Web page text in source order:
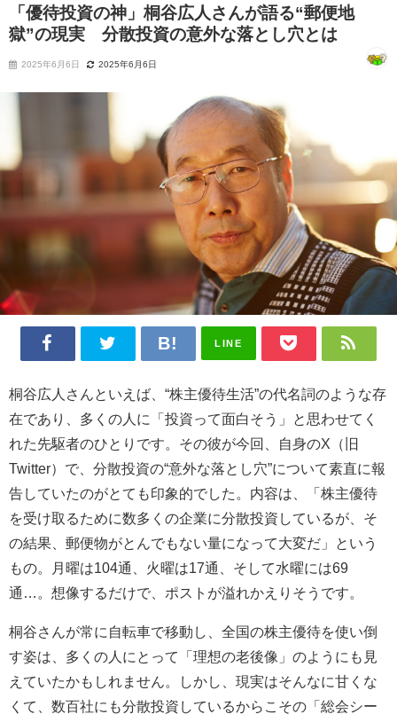
「優待投資の神」桐谷広人さんが語る“郵便地
獄”の現実 分散投資の意外な落とし穴とは
2025年6月6日 2025年6月6日
LINE
桐谷広人さんといえば、“株主優待生活”の代名詞のような存
在であり、多くの人に「投資って面白そう」と思わせてく
れた先駆者のひとりです。その彼が今回、自身のX（旧
Twitter）で、分散投資の“意外な落とし穴”について素直に報
告していたのがとても印象的でした。内容は、「株主優待
を受け取るために数多くの企業に分散投資しているが、そ
の結果、郵便物がとんでもない量になって大変だ」という
もの。月曜は104通、火曜は17通、そして水曜には69
通…。想像するだけで、ポストが溢れかえりそうです。
桐谷さんが常に自転車で移動し、全国の株主優待を使い倒
す姿は、多くの人にとって「理想の老後像」のようにも見
えていたかもしれません。しかし、現実はそんなに甘くな
くて、数百社にも分散投資しているからこその「総会シー